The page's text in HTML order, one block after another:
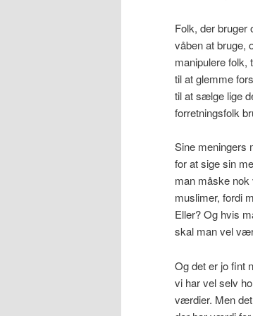
Folk, der bruger
våben at bruge,
manipulere folk,
til at glemme
til at sælge lige
forretningsfolk
Sine meningers
for at sige sin
man måske
muslimer, fordi
Eller? Og hvis
skal man vel
Og det er jo fint
vi har vel selv
værdier. Men